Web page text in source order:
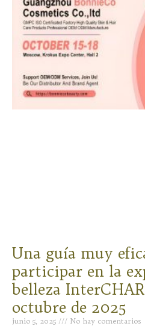
Una guía muy
participar en la
belleza
octubre de 2025
junio 5, 2025 No hay comentarios